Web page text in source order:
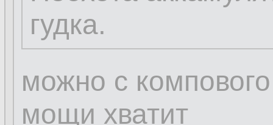
гудка.
можно с
мощи хватит